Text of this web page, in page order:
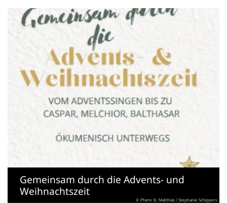
Gemeinsam durch die Advents- und
Weihnachtszeit
© Pfarre St. Matthias / Stephanie Schippers